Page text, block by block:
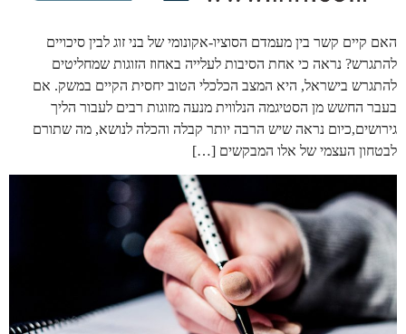
האם קיים קשר בין מעמדם הסוציו-אקונומי של בני זוג לבין סיכויים
להתגרש? נראה כי אחת הסיבות לעלייה באחוז הזוגות שמחליטים
להתגרש בישראל, היא המצב הכלכלי הטוב יחסית הקיים במשק. אם
בעבר החשש מן הסטיגמה הנלווית מנעה מזוגות רבים לעבור הליך
גירושים,כיום נראה שיש הרבה יותר קבלה והכלה לנושא, מה שתורם
לבטחון העצמי של אלו המבקשים […]